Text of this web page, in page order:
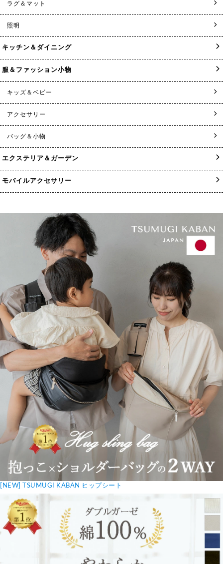
ラグ＆マット
照明
キッチン＆ダイニング
服＆ファッション小物
キッズ＆ベビー
アクセサリー
バッグ＆小物
エクステリア＆ガーデン
モバイルアクセサリー
[NEW] TSUMUGI KABAN ヒップシート